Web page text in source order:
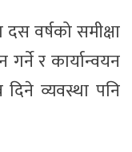
वर्षको समीक्षा
र कार्यान्वयन
दिने व्यवस्था पनि